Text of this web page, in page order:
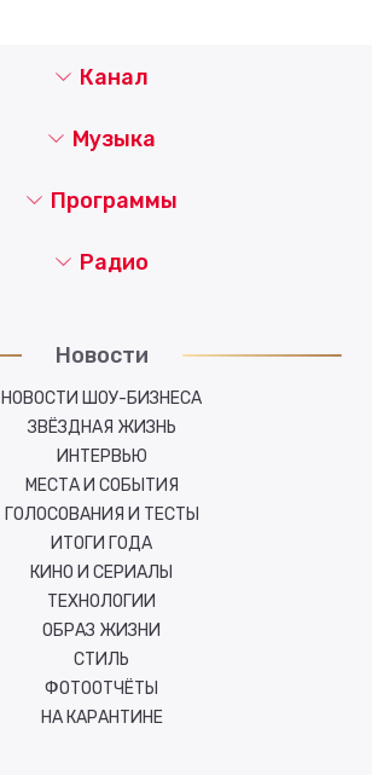
Канал
Музыка
Новости
НОВОСТИ ШОУ-БИЗНЕСА
ЗВЁЗДНАЯ ЖИЗНЬ
ИНТЕРВЬЮ
МЕСТА И СОБЫТИЯ
ГОЛОСОВАНИЯ И ТЕСТЫ
ИТОГИ ГОДА
КИНО И СЕРИАЛЫ
ТЕХНОЛОГИИ
ОБРАЗ ЖИЗНИ
СТИЛЬ
ФОТООТЧЁТЫ
НА КАРАНТИНЕ
Программы
Радио